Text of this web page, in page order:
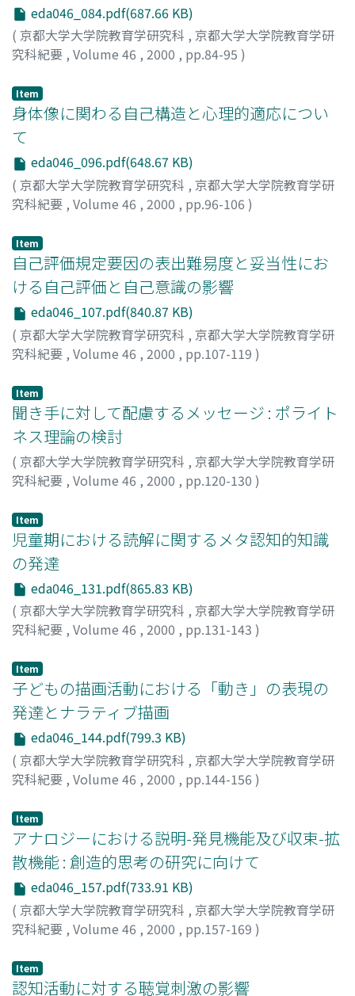
eda046_084.pdf(687.66 KB)
( 京都大学大学院教育学研究科 , 京都大学大学院教育学研
究科紀要 , Volume 46 , 2000 , pp.84-95 )
Item
身体像に関わる自己構造と心理的適応につい
て
eda046_096.pdf(648.67 KB)
( 京都大学大学院教育学研究科 , 京都大学大学院教育学研
究科紀要 , Volume 46 , 2000 , pp.96-106 )
Item
自己評価規定要因の表出難易度と妥当性にお
ける自己評価と自己意識の影響
eda046_107.pdf(840.87 KB)
( 京都大学大学院教育学研究科 , 京都大学大学院教育学研
究科紀要 , Volume 46 , 2000 , pp.107-119 )
Item
聞き手に対して配慮するメッセージ : ポライト
ネス理論の検討
( 京都大学大学院教育学研究科 , 京都大学大学院教育学研
究科紀要 , Volume 46 , 2000 , pp.120-130 )
Item
児童期における読解に関するメタ認知的知識
の発達
eda046_131.pdf(865.83 KB)
( 京都大学大学院教育学研究科 , 京都大学大学院教育学研
究科紀要 , Volume 46 , 2000 , pp.131-143 )
Item
子どもの描画活動における「動き」の表現の
発達とナラティブ描画
eda046_144.pdf(799.3 KB)
( 京都大学大学院教育学研究科 , 京都大学大学院教育学研
究科紀要 , Volume 46 , 2000 , pp.144-156 )
Item
アナロジーにおける説明-発見機能及び収束-拡
散機能 : 創造的思考の研究に向けて
eda046_157.pdf(733.91 KB)
( 京都大学大学院教育学研究科 , 京都大学大学院教育学研
究科紀要 , Volume 46 , 2000 , pp.157-169 )
Item
認知活動に対する聴覚刺激の影響